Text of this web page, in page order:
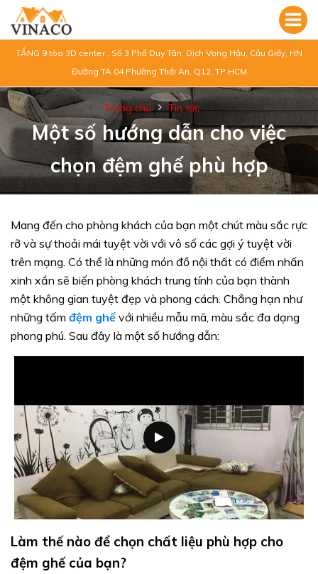
TẦNG 9 tòa 3D center , Số 3 Phố Duy Tân, Dịch Vọng Hậu, Cầu Giấy, HN
Đường TA 04 Phường Thới An, Q12, TP HCM
Trang chủ Tin tức
Một số hướng dẫn cho việc
chọn đệm ghế phù hợp
Mang đến cho phòng khách của bạn một chút màu sắc rực
rỡ và sự thoải mái tuyệt vời với vô số các gợi ý tuyệt vời
trên mạng. Có thể là những món đồ nội thất có điểm nhấn
xinh xắn sẽ biến phòng khách trung tính của bạn thành
một không gian tuyệt đẹp và phong cách. Chẳng hạn như
những tấm đệm ghế với nhiều mẫu mã, màu sắc đa dạng
phong phú. Sau đây là một số hướng dẫn:
Làm thế nào để chọn chất liệu phù hợp cho
đệm ghế của bạn?